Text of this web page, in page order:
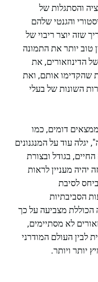
והסתגלות של
והגנטי שלהם
שזה יוצר ריבוי של
יותר את התמונה
הדינוזאורים, את
שהקדימו אותם, ואת
השונות של בעלי
דומים, כמו
עוד על המנגנונים
בגודל ובצורת
יהיה מעניין לראות
לסיבת
הסביבתיות
הכוללת מצביעה על כך
לא מסתיימים,
לבין העולם המודרני
יותר ויותר.